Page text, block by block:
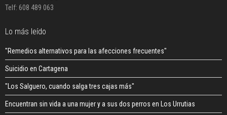
Telf: 608 489 063
Lo más leído
"Remedios alternativos para las afecciones frecuentes"
Suicidio en Cartagena
"Los Salguero, cuando salga tres cajas más"
Encuentran sin vida a una mujer y a sus dos perros en Los Urrutias